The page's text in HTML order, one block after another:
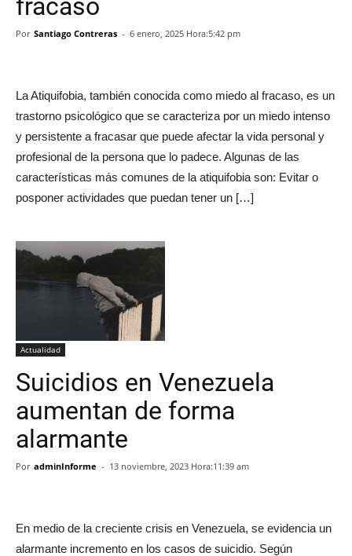
fracaso
Por Santiago Contreras - 6 enero, 2025 Hora:5:42 pm
La Atiquifobia, también conocida como miedo al fracaso, es un
trastorno psicológico que se caracteriza por un miedo intenso
y persistente a fracasar que puede afectar la vida personal y
profesional de la persona que lo padece. Algunas de las
características más comunes de la atiquifobia son: Evitar o
posponer actividades que puedan tener un […]
Actualidad
Suicidios en Venezuela
aumentan de forma
alarmante
Por adminInforme - 13 noviembre, 2023 Hora:11:39 am
En medio de la creciente crisis en Venezuela, se evidencia un
alarmante incremento en los casos de suicidio. Según